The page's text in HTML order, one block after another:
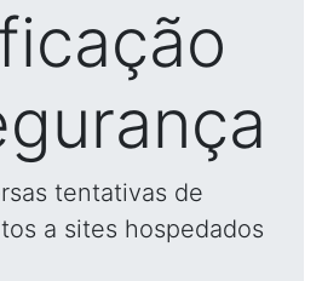
tentativas de
a sites hospedados